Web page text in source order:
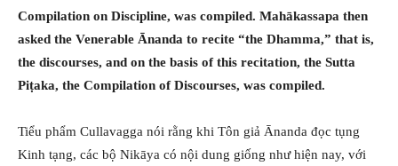
Compilation on Discipline, was compiled. Mahākassapa then
asked the Venerable Ānanda to recite “the Dhamma,” that is,
the discourses, and on the basis of this recitation, the Sutta
Piṭaka, the Compilation of Discourses, was compiled.
Tiểu phẩm Cullavagga nói rằng khi Tôn giả Ānanda đọc tụng
Kinh tạng, các bộ Nikāya có nội dung giống như hiện nay, với